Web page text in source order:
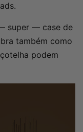
super — case de
também como
podem